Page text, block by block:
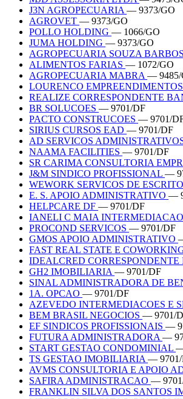
J3N AGROPECUARIA — 9373/GO
AGROVET — 9373/GO
POLLO HOLDING — 1066/GO
JUMA HOLDING — 9373/GO
AGROPECUARIA SOUZA
ALIMENTOS FARIAS — 1072/GO
AGROPECUARIA MABRA — 9485/
LOURENCO EMPREENDIMENTOS
REALIZE CORRESPONDENTE
BR SOLUCOES — 9701/DF
PACTO CONSTRUCOES — 9701/
SIRIUS CURSOS EAD — 9701/DF
AD SERVICOS
NAAMA FACILITIES — 9701/DF
SR CARIMA CONSULTORIA
J&M SINDICO PROFISSIONAL —
WEWORK SERVICOS DE
E. S. APOIO ADMINISTRATIVO —
HELPCARE DF — 9701/DF
IANELI C MAIA INTERMEDIACAO
PROCOND SERVICOS — 9701/DF
GMOS APOIO ADMINISTRATIVO
FAST REAL STATE E
IDEALCRED
GH2 IMOBILIARIA — 9701/DF
SINAL ADMINISTRADORA DE
1A. OPCAO — 9701/DF
AZEVEDO INTERMEDIACOES E
BEM BRASIL NEGOCIOS — 9701/
EF SINDICOS PROFISSIONAIS —
FUTURA ADMINISTRADORA —
START GESTAO CONDOMINIAL —
TS GESTAO IMOBILIARIA — 9701/
AVMS CONSULTORIA E APOIO
SAFIRA ADMINISTRACAO —
FRANKLIN SILVA DOS SANTOS